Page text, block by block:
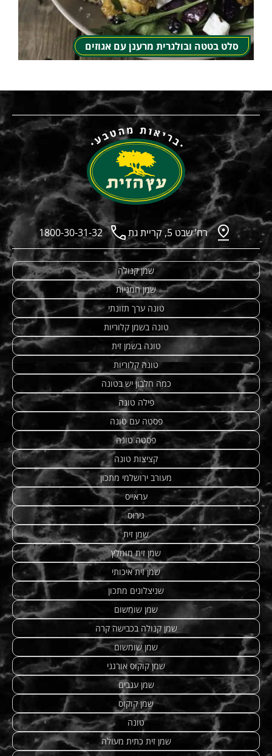
סלט בטטה ובולגרית מרענן עם אגוזים
רח’ שבט 5, קריית גת 1800-30-31-32
שמן קנולה
שמן חמניות
טונה ערך תזונתי
טונה בשמן קלוריות
טונה בשמן זית
טונה קלוריות
כמה חלבון יש בטונה
פילה טונה
פסטה עם טונה
פסטה טונה
קציצות טונה
מעורב ירושלמי מתכון
עראייס
גירוס
שמן זית
שמן זית מומלץ
שמן זית איכותי
שניצלונים מתכון
שמן שומשום
שמן קנולה בכבישה קרה
שמן שומשום
שמן קוקוס אורגני
שמן ענבים
שמן קוקוס
טונה
שמן זית כתית מעולה